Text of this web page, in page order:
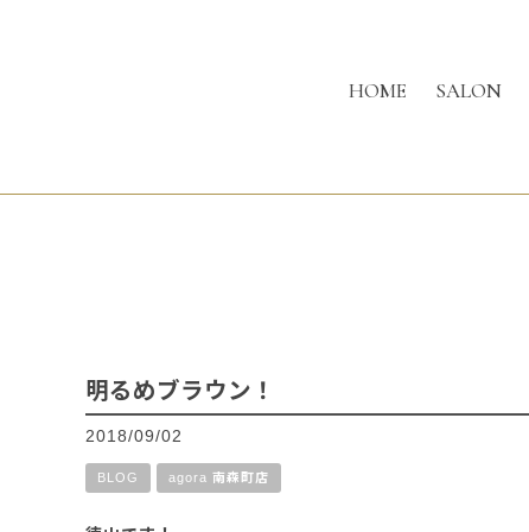
HOME SALON
明るめブラウン！
2018/09/02
BLOG agora 南森町店